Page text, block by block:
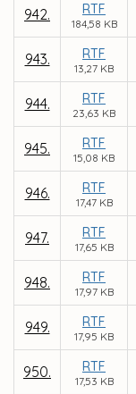
942. RTF
184,58 KB
943. RTF
13,27 KB
944. RTF
23,63 KB
945. RTF
15,08 KB
946. RTF
17,47 KB
947. RTF
17,65 KB
948. RTF
17,97 KB
949. RTF
17,95 KB
950. RTF
17,53 KB